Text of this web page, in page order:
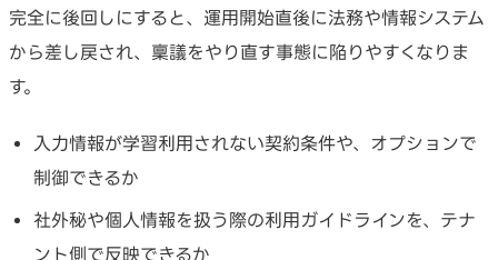
完全に後回しにすると、運用開始直後に法務や情報システム
から差し戻され、稟議をやり直す事態に陥りやすくなりま
す。
入力情報が学習利用されない契約条件や、オプションで
制御できるか
社外秘や個人情報を扱う際の利用ガイドラインを、テナ
ント側で反映できるか